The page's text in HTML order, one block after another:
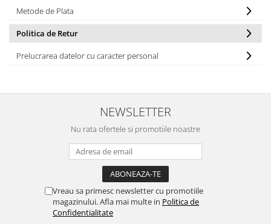
Metode de Plata
Politica de Retur
Prelucrarea datelor cu caracter personal
NEWSLETTER
Nu rata ofertele si promotiile noastre
Vreau sa primesc newsletter cu promotiile
magazinului. Afla mai multe in Politica de
Confidentialitate